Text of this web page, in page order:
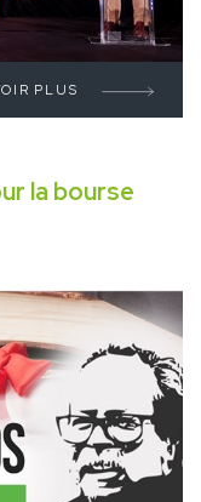
PLUS
la bourse